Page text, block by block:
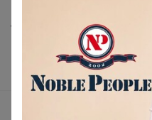
Торговые марки
Наша команда
В наличии
Подарочные сертификаты